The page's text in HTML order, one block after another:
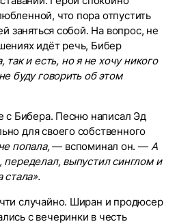
что пора отпустить
заняться собой. На вопрос, не
идёт речь, Бибер
так и есть, но я не хочу никого
буду говорить об этом
с Бибера. Песню написал Эд
для своего собственного
попала,— вспоминал он. — А
выпустил синглом и
стала».
случайно. Ширан и продюсер
с вечеринки в честь